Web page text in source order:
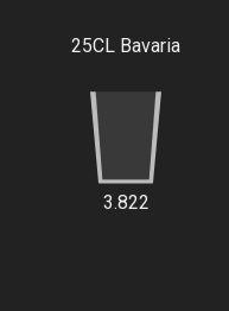
25CL Bavaria
3.822